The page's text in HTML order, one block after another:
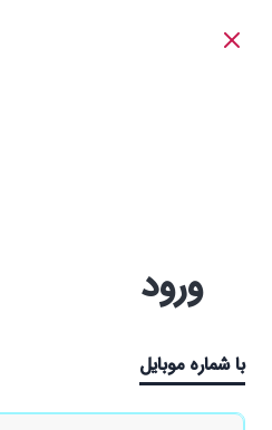
ورود
با شماره موبایل